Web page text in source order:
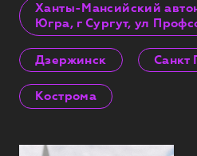
Ханты-Мансийский
Югра, г Сургут, ул
Дзержинск Санкт
Кострома